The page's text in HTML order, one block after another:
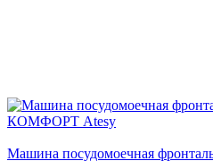
Машина посудомоечная